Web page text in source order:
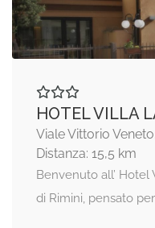
HOTEL VILLA
Viale Vittorio
Distanza: 15,5 km
Benvenuto all’
di Rimini, pensato